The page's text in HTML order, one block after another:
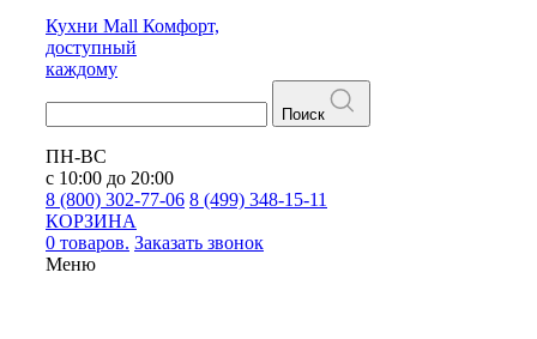
Кухни Mall Комфорт,
доступный
каждому
Поиск
ПН-ВС
с 10:00 до 20:00
8 (800) 302-77-06 8 (499) 348-15-11
КОРЗИНА
0 товаров. Заказать звонок
Меню